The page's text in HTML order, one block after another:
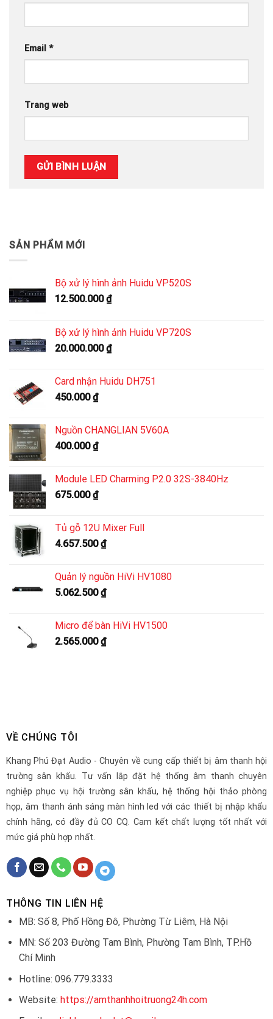
Email *
Trang web
SẢN PHẨM MỚI
Bộ xử lý hình ảnh Huidu VP520S
12.500.000₫
Bộ xử lý hình ảnh Huidu VP720S
20.000.000₫
Card nhận Huidu DH751
450.000₫
Nguồn CHANGLIAN 5V60A
400.000₫
Module LED Charming P2.0 32S-3840Hz
675.000₫
Tủ gỗ 12U Mixer Full
4.657.500₫
Quản lý nguồn HiVi HV1080
5.062.500₫
Micro để bàn HiVi HV1500
2.565.000₫
VỀ CHÚNG TÔI
Khang Phú Đạt Audio - Chuyên về cung cấp thiết bị âm thanh hội
trường sân khấu. Tư vấn lắp đặt hệ thống âm thanh chuyên
nghiệp phục vụ hội trường sân khấu, hệ thống hội thảo phòng
họp, âm thanh ánh sáng màn hình led với các thiết bị nhập khẩu
chính hãng, có đầy đủ CO CQ. Cam kết chất lượng tốt nhất với
mức giá phù hợp nhất.
THÔNG TIN LIÊN HỆ
MB: Số 8, Phố Hồng Đô, Phường Từ Liêm, Hà Nội
MN: Số 203 Đường Tam Bình, Phường Tam Bình, TP.Hồ
Chí Minh
Hotline: 096.779.3333
Website: https://amthanhhoitruong24h.com